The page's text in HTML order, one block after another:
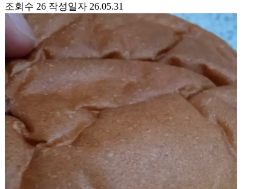
조회수 26 작성일자 26.05.31